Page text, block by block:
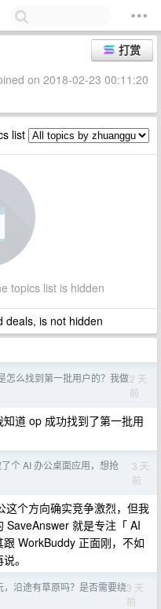
打赏
on 2018-02-23 00:11:20
list
topics list is hidden
is not hidden
怎么找到第一批用户的？我做2 天
前
道 op 成功找到了第一批用
个 AI 办公桌面应用，想抢
3 天
前
这个方向确实竞争激烈，但我
就是专注「 AI
WorkBuddy 正面刚，不如
。
，沿途有草原吗？是否需要绕3 天
前